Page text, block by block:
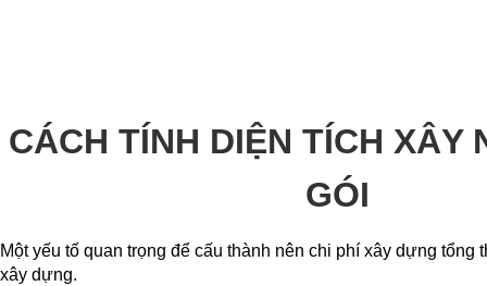
CÁCH TÍNH DIỆN TÍCH XÂY
GÓI
Một yếu tố quan trọng để cấu thành nên chi phí xây dựng tổng
xây dựng.